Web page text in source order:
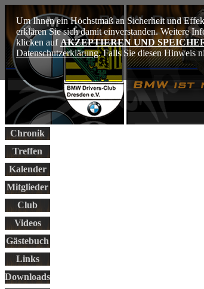
Um Ihnen ein Höchstmaß an Sicherheit und
erklären Sie sich damit einverstanden. Weitere
klicken auf AKZEPTIEREN UND
Datenschutzerklärung. Falls Sie diesen Hinweis
Chronik
Treffen
Kalender
Mitglieder
Club
Videos
Gästebuch
Links
Downloads